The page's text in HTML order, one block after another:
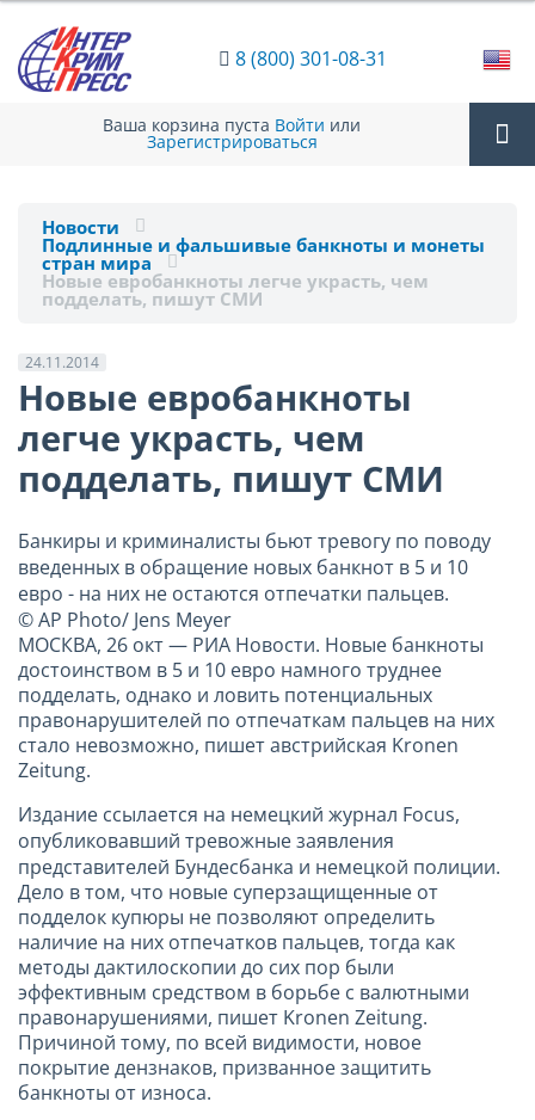
8 (800) 301-08-31
Ваша корзина пуста Войти или
Зарегистрироваться
Новости
Подлинные и фальшивые банкноты и монеты
стран мира
Новые евробанкноты легче украсть, чем
подделать, пишут СМИ
24.11.2014
Новые евробанкноты
легче украсть, чем
подделать, пишут СМИ
Банкиры и криминалисты бьют тревогу по поводу
введенных в обращение новых банкнот в 5 и 10
евро - на них не остаются отпечатки пальцев.
© AP Photo/ Jens Meyer
МОСКВА, 26 окт — РИА Новости. Новые банкноты
достоинством в 5 и 10 евро намного труднее
подделать, однако и ловить потенциальных
правонарушителей по отпечаткам пальцев на них
стало невозможно, пишет австрийская Kronen
Zeitung.
Издание ссылается на немецкий журнал Focus,
опубликовавший тревожные заявления
представителей Бундесбанка и немецкой полиции.
Дело в том, что новые суперзащищенные от
подделок купюры не позволяют определить
наличие на них отпечатков пальцев, тогда как
методы дактилоскопии до сих пор были
эффективным средством в борьбе с валютными
правонарушениями, пишет Kronen Zeitung.
Причиной тому, по всей видимости, новое
покрытие дензнаков, призванное защитить
банкноты от износа.